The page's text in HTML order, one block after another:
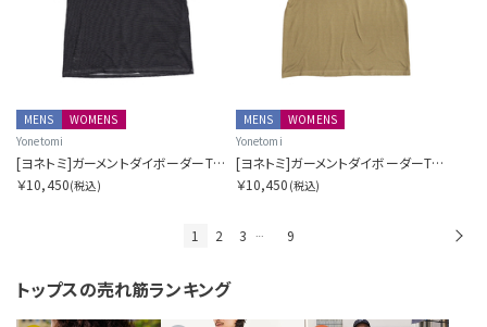
MENS
WOMENS
Yonetomi
[ヨネトミ]ガーメントダイボーダーTシャツ
￥10,450(税込)
MENS
WOMENS
Yonetomi
[ヨネトミ]ガーメントダイボーダーTシャツ
￥10,450 (税込)
1 2 3 … 9
トップスの売れ筋ランキング